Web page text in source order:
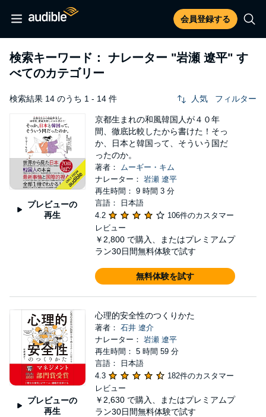
会員登録する
検索キーワード： ナレーター "岩瀬 遼平" す
べてのカテゴリー
検索結果 14 のうち 1 - 14 件 人気 フィルター
プレビューの
再生
京都生まれの和風韓国人が４０年
間、徹底比較したから書けた！そっ
か、日本と韓国って、そういう国だ
ったのか。
著者： ムーギー・キム
ナレーター： 岩瀬 遼平
再生時間： 9 時間 3 分
言語： 日本語
4.2
106件のカスタマー
レビュー
￥2,800 で購入、またはプレミアムプ
ラン30日間無料体験で試す
無料体験を試す
プレビューの
再生
心理的安全性のつくりかた
著者： 石井 遼介
ナレーター： 岩瀬 遼平
再生時間： 5 時間 59 分
言語： 日本語
4.3
182件のカスタマー
レビュー
￥2,630 で購入、またはプレミアムプ
ラン30日間無料体験で試す